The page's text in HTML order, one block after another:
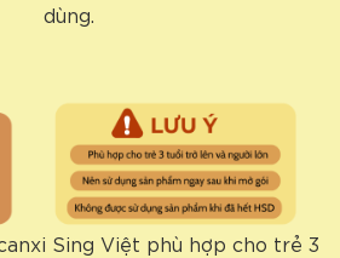
dùng.
Sing Việt phù hợp cho trẻ 3